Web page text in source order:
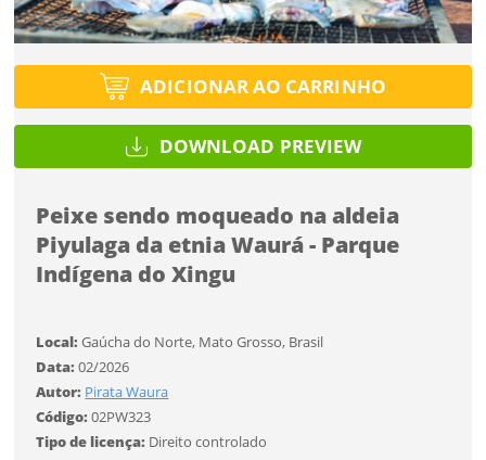
ADICIONAR AO CARRINHO
DOWNLOAD PREVIEW
Peixe sendo moqueado na aldeia
Piyulaga da etnia Waurá - Parque
Indígena do Xingu
Local:Gaúcha do Norte, Mato Grosso, Brasil
Data:02/2026
Autor: Pirata Waura
Código:02PW323
Tipo de licença: Direito controlado
Formato
Tipo de projeto
Selecione
Utilização
Formato
Tamanho
Você ainda não tem conta?
CADASTRE-SE
SALVAR
Desejo receber novidades sobre a Pulsar Imagens
Li e concordo com os Termos de Uso do site
Já tem uma conta?
Tipo de download
Limite de download
Tamanho